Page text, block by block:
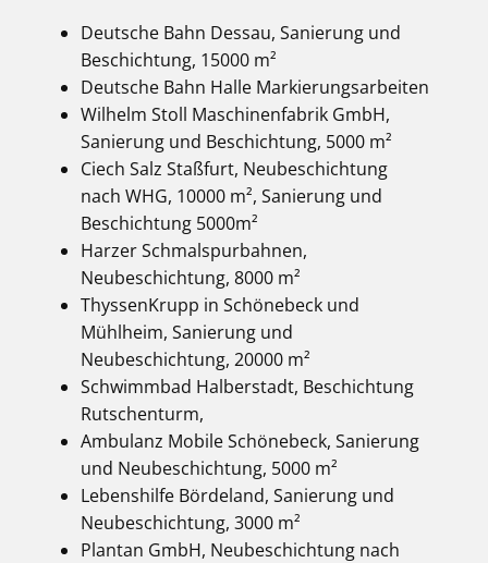
Deutsche Bahn Dessau, Sanierung und
Beschichtung, 15000 m²
Deutsche Bahn Halle Markierungsarbeiten
Wilhelm Stoll Maschinenfabrik GmbH,
Sanierung und Beschichtung, 5000 m²
Ciech Salz Staßfurt, Neubeschichtung
nach WHG, 10000 m², Sanierung und
Beschichtung 5000m²
Harzer Schmalspurbahnen,
Neubeschichtung, 8000 m²
ThyssenKrupp in Schönebeck und
Mühlheim, Sanierung und
Neubeschichtung, 20000 m²
Schwimmbad Halberstadt, Beschichtung
Rutschenturm,
Ambulanz Mobile Schönebeck, Sanierung
und Neubeschichtung, 5000 m²
Lebenshilfe Bördeland, Sanierung und
Neubeschichtung, 3000 m²
Plantan GmbH, Neubeschichtung nach